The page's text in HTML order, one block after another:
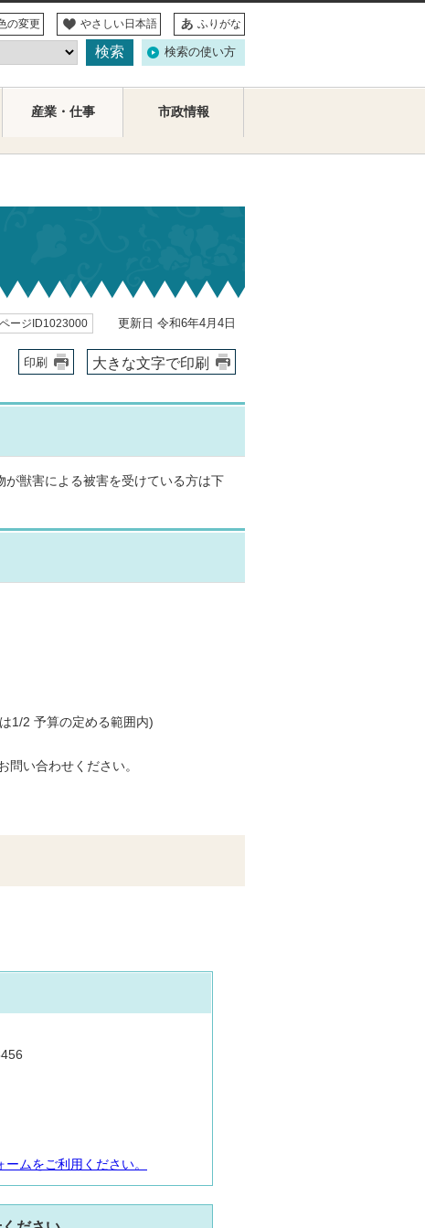
の変更 やさしい日本語 ふりがな
検索の使い方
産業・仕事 市政情報
ページID1023000 更新日 令和6年4月4日
印刷 大きな文字で印刷
獣害による被害を受けている方は下
1/2 予算の定める範囲内)
い合わせください。
ムをご利用ください。